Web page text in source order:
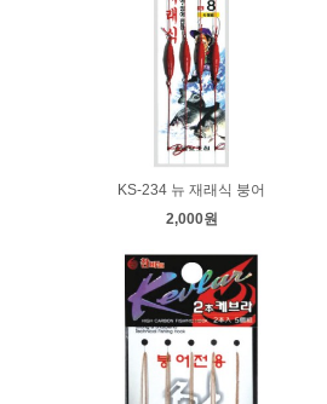
KS-234 뉴 재래식 붕어
2,000원